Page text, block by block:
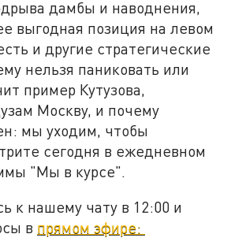
дамбы и наводнения,
выгодная позиция на левом
и другие стратегические
нельзя паниковать или
пример Кутузова,
Москву, и почему
мы уходим, чтобы
сегодня в ежедневном
"Мы в курсе".
к нашему чату в 12:00 и
в прямом эфире: